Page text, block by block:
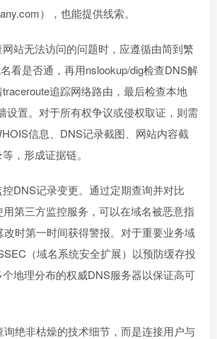
），也能提供线索。
站无法访问的问题时，应遵循由简到繁
看是否通，再用nslookup/dig检查DNS解
追踪网络路由，最后检查本地
设置。对于所有权争议或侵权取证，则需
信息、DNS记录截图、网站内容截
，形成证据链。
DNS记录变更。通过定期查询并对比
第三方监控服务，可以在域名被恶意指
改时第一时间获得警报。对于重要业务域
（域名系统安全扩展）以预防缓存投
地理分布的权威DNS服务器以保证高可
绝非枯燥的技术细节，而是连接用户与